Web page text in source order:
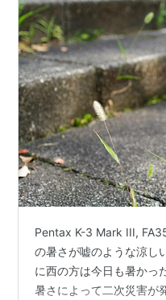
Pentax K-3 Mark III,
の暑さが嘘のような涼し
に西の方は今日も暑かっ
暑さによって二次災害が